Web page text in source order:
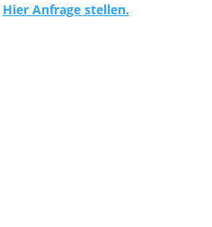
Hier Anfrage stellen.